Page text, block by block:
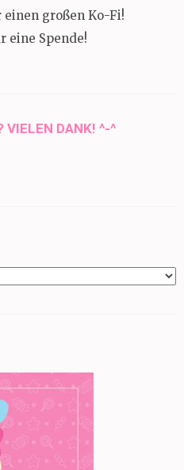
einen großen Ko-Fi!
eine Spende!
VIELEN DANK! ^-^